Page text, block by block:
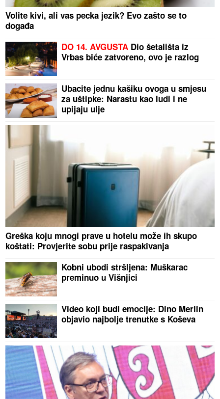
Volite kivi, ali vas pecka jezik? Evo zašto se to
događa
DO 14. AVGUSTA Dio šetališta iz
Vrbas biće zatvoreno, ovo je razlog
Ubacite jednu kašiku ovoga u smjesu
za uštipke: Narastu kao ludi i ne
upijaju ulje
Greška koju mnogi prave u hotelu može ih skupo
koštati: Provjerite sobu prije raspakivanja
Kobni ubodi stršljena: Muškarac
preminuo u Višnjici
Video koji budi emocije: Dino Merlin
objavio najbolje trenutke s Koševa